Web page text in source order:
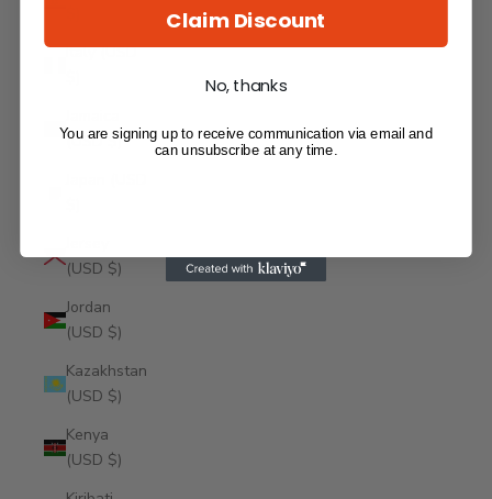
Italy (USD
(USD $)
(USD $)
Jordan
(USD $)
Kazakhstan
(USD $)
Kenya
(USD $)
Claim Discount
No, thanks
You are signing up to receive communication via email and
can unsubscribe at any time.